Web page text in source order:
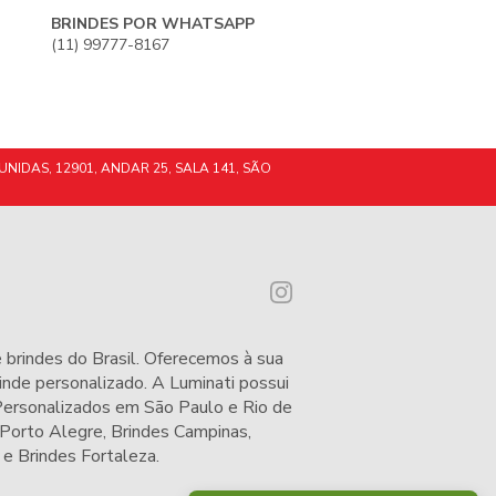
BRINDES POR WHATSAPP
(11) 99777-8167
12901, ANDAR 25, SALA 141, SÃO
do Brasil. Oferecemos à sua
personalizado. A Luminati possui
em São Paulo e Rio de
Alegre, Brindes Campinas,
e Brindes Fortaleza.